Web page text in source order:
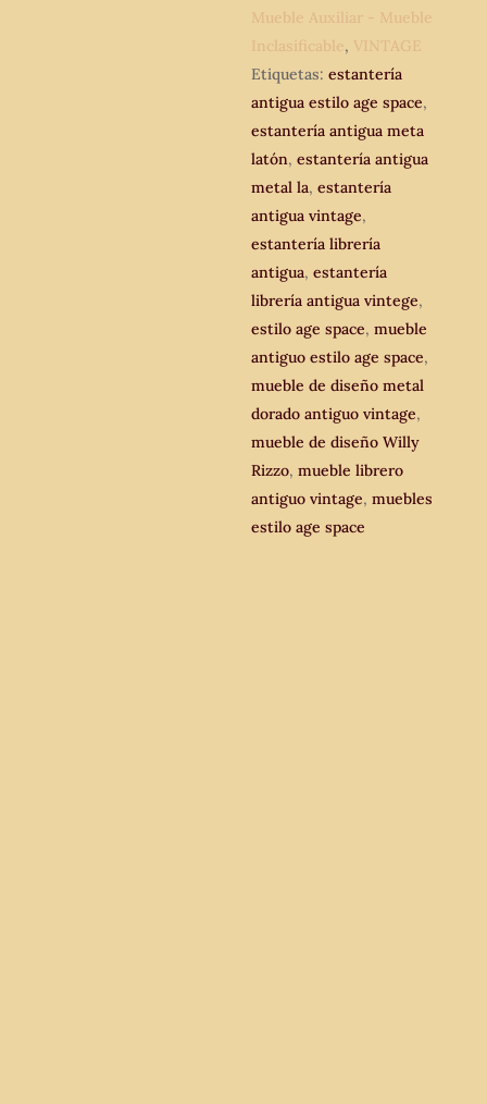
estilo
Age
Space
Willy
Rizzo.
cantidad
Mueble Auxiliar - Mueble
Inclasificable, VINTAGE
Etiquetas:estantería
antigua estilo age space,
estantería antigua meta
latón,estantería antigua
metal la,estantería
antigua vintage,
estantería librería
antigua,estantería
librería antigua vintege,
estilo age space,mueble
antiguo estilo age space,
mueble de diseño metal
dorado antiguo vintage,
mueble de diseño Willy
Rizzo,mueble librero
antiguo vintage,muebles
estilo age space